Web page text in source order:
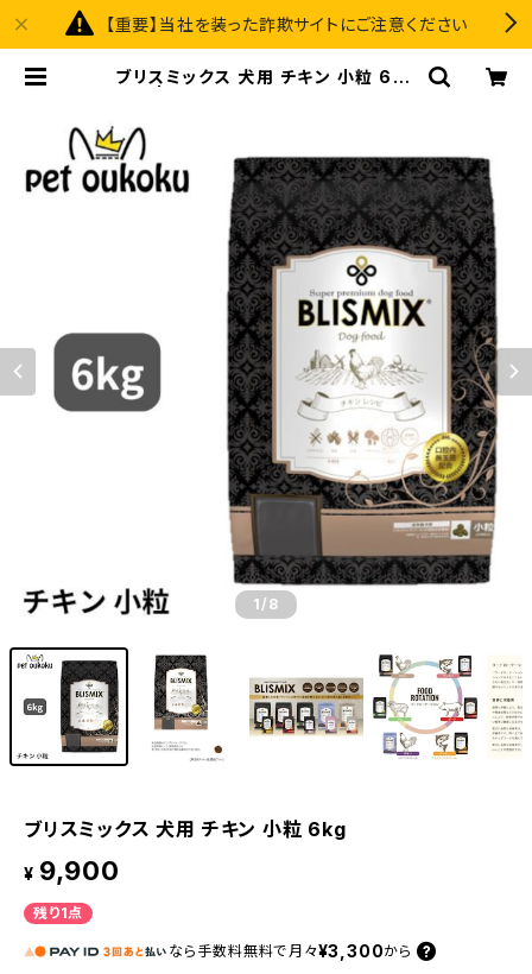
【重要】当社を装った詐欺サイトにご注意ください
ブリスミックス 犬用 チキン 小粒 6kg
1 /8
ブリスミックス 犬用 チキン 小粒 6kg
¥ 9,900
残り1点
なら 手数料無料で 月々¥3,300から